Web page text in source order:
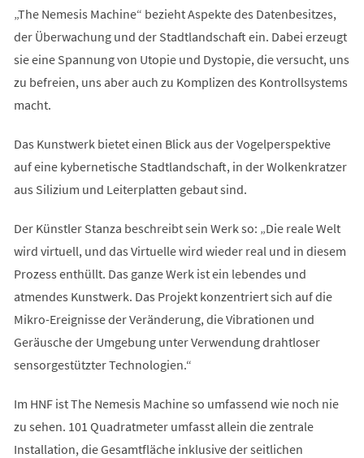
„The Nemesis Machine“ bezieht Aspekte des Datenbesitzes,
der Überwachung und der Stadtlandschaft ein. Dabei erzeugt
sie eine Spannung von Utopie und Dystopie, die versucht, uns
zu befreien, uns aber auch zu Komplizen des Kontrollsystems
macht.
Das Kunstwerk bietet einen Blick aus der Vogelperspektive
auf eine kybernetische Stadtlandschaft, in der Wolkenkratzer
aus Silizium und Leiterplatten gebaut sind.
Der Künstler Stanza beschreibt sein Werk so: „Die reale Welt
wird virtuell, und das Virtuelle wird wieder real und in diesem
Prozess enthüllt. Das ganze Werk ist ein lebendes und
atmendes Kunstwerk. Das Projekt konzentriert sich auf die
Mikro-Ereignisse der Veränderung, die Vibrationen und
Geräusche der Umgebung unter Verwendung drahtloser
sensorgestützter Technologien.“
Im HNF ist The Nemesis Machine so umfassend wie noch nie
zu sehen. 101 Quadratmeter umfasst allein die zentrale
Installation, die Gesamtfläche inklusive der seitlichen